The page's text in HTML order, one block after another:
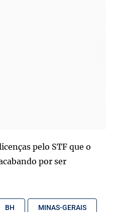
pelo STF que o
por ser
BH MINAS-GERAIS